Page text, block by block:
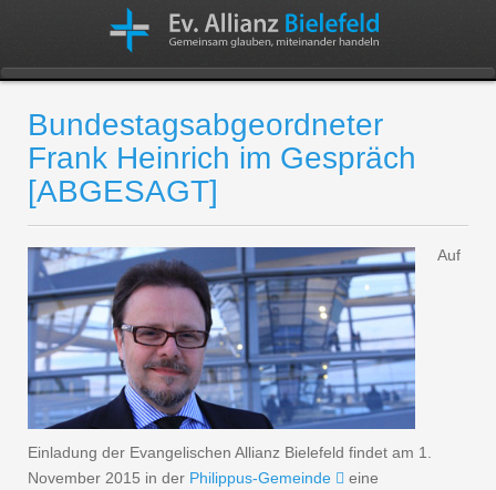
Bundestagsabgeordneter
Frank Heinrich im Gespräch
[ABGESAGT]
Auf
Einladung der Evangelischen Allianz Bielefeld findet am 1.
November 2015 in der Philippus-Gemeinde
eine